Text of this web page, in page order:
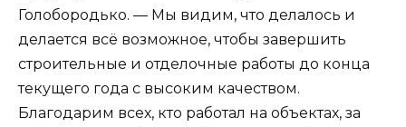
Голобородько. — Мы видим, что делалось и
делается всё возможное, чтобы завершить
строительные и отделочные работы до конца
текущего года с высоким качеством.
Благодарим всех, кто работал на объектах, за